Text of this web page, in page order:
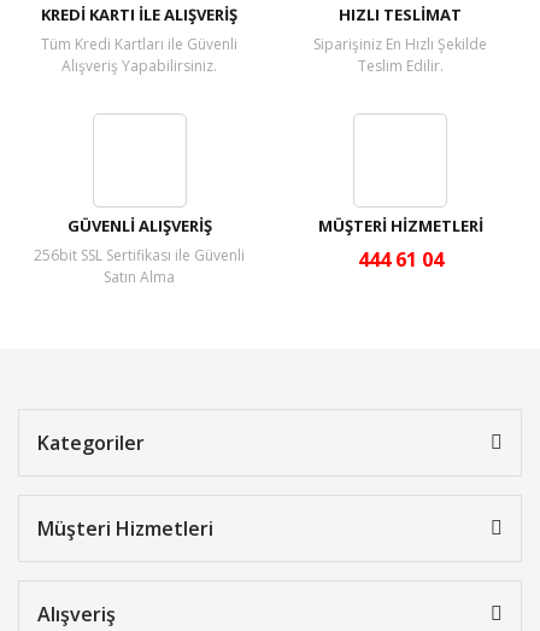
KREDİ KARTI İLE ALIŞVERİŞ
Tüm Kredi Kartları ile Güvenli
Alışveriş Yapabilirsiniz.
HIZLI TESLİMAT
Siparişiniz En Hızlı Şekilde
Teslim Edilir.
GÜVENLİ ALIŞVERİŞ
256bit SSL Sertifikası ile Güvenli
Satın Alma
MÜŞTERİ HİZMETLERİ
444 61 04
Kategoriler
Müşteri Hizmetleri
Alışveriş